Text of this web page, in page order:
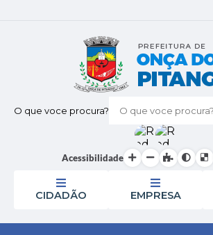
O que voce procura?
Acessibilidade
CIDADÃO EMPRESA